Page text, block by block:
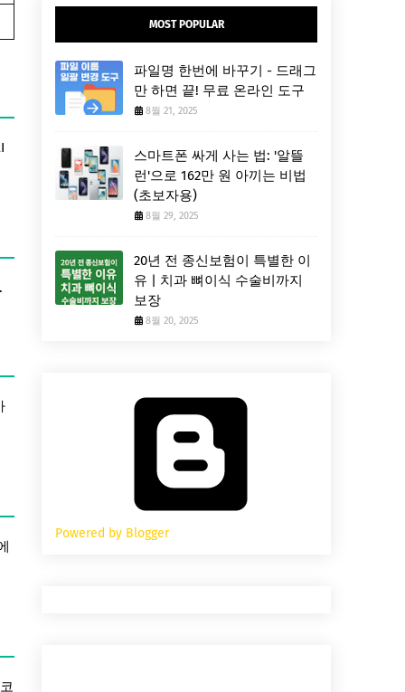
MOST POPULAR
파일명 한번에 바꾸기 - 드래그
만 하면 끝! 무료 온라인 도구
8월 21, 2025
스마트폰 싸게 사는 법: '알뜰
런'으로 162만 원 아끼는 비법
(초보자용)
8월 29, 2025
20년 전 종신보험이 특별한 이
유 | 치과 뼈이식 수술비까지
보장
8월 20, 2025
Powered by Blogger